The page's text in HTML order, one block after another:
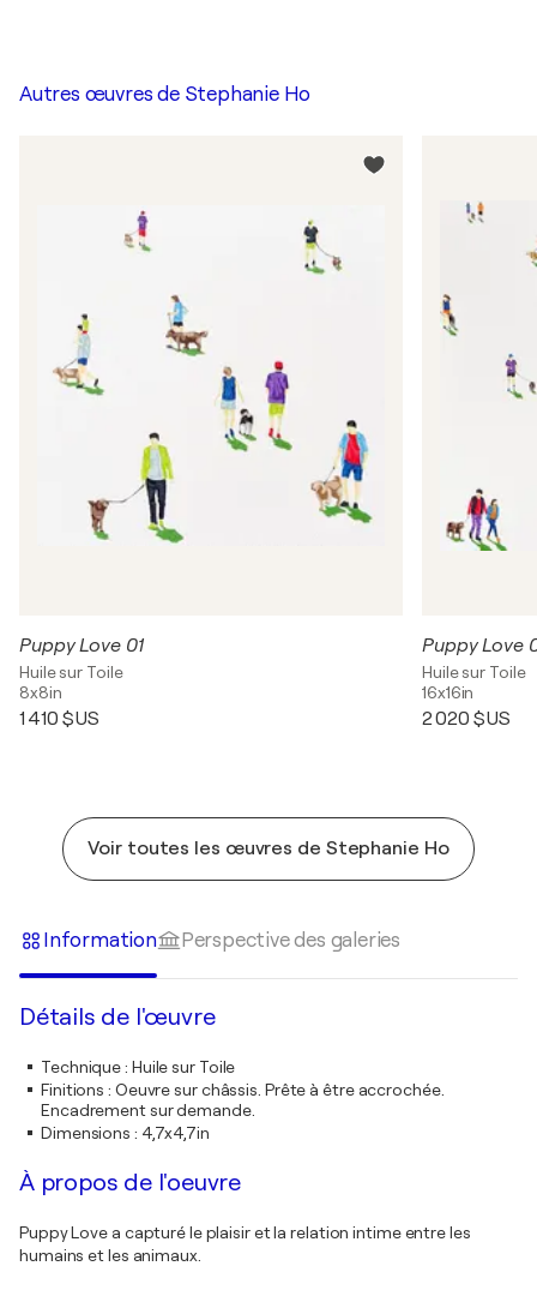
Autres œuvres de Stephanie Ho
Puppy Love 01
Huile sur Toile
8x8in
1 410 $US
Puppy Love
Huile sur Toile
16x16in
2 020 $US
Voir toutes les œuvres de Stephanie Ho
Information Perspective des galeries
Détails de l'œuvre
Technique: Huile sur Toile
Finitions : Oeuvre sur châssis. Prête à être accrochée.
Encadrement sur demande.
Dimensions : 4,7x4,7in
À propos de l'oeuvre
Puppy Love a capturé le plaisir et la relation intime entre les
humains et les animaux.